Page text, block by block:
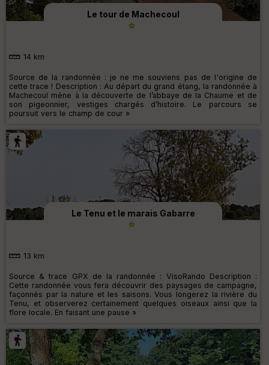
Le tour de Machecoul
14 km
Source de la randonnée : je ne me souviens pas de l'origine de
cette trace ! Description : Au départ du grand étang, la randonnée à
Machecoul mène à la découverte de l’abbaye de la Chaume et de
son pigeonnier, vestiges chargés d’histoire. Le parcours se
poursuit vers le champ de cour »
Le Tenu et le marais Gabarre
13 km
Source & trace GPX de la randonnée : VisoRando Description :
Cette randonnée vous fera découvrir des paysages de campagne,
façonnés par la nature et les saisons. Vous longerez la rivière du
Tenu, et observerez certainement quelques oiseaux ainsi que la
flore locale. En faisant une pause »